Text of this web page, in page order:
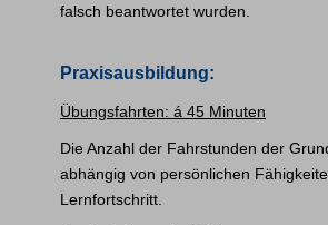
falsch beantwortet wurden.
Praxisausbildung:
Übungsfahrten: á 45 Minuten
Die Anzahl der Fahrstunden der
abhängig von persönlichen
Lernfortschritt.